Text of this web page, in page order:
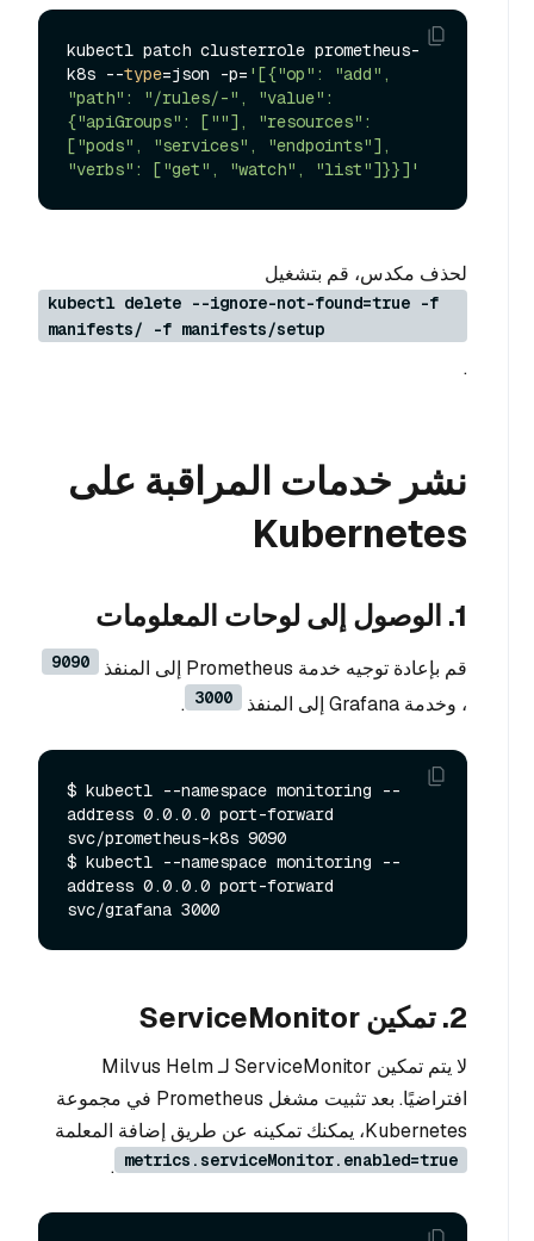
kubectl patch clusterrole prometheus-
k8s --type=json -p= '[{"op": "add",
"path": "/rules/-", "value":
{"apiGroups": [""], "resources":
["pods", "services", "endpoints"],
"verbs": ["get", "watch", "list"]}}]'
لحذف مكدس، قم بتشغيل
kubectl delete --ignore-not-found=true -f
manifests/ -f manifests/setup
.
نشر خدمات المراقبة على
Kubernetes
1. الوصول إلى لوحات المعلومات
قم بإعادة توجيه خدمة Prometheus إلى المنفذ 9090
، وخدمة Grafana إلى المنفذ 3000
.
$ kubectl --namespace monitoring --
address 0.0.0.0 port-forward
svc/prometheus-k8s 9090
$ kubectl --namespace monitoring --
address 0.0.0.0 port-forward
2. تمكين ServiceMonitor
لا يتم تمكين ServiceMonitor لـ Milvus Helm
افتراضيًا. بعد تثبيت مشغل Prometheus في مجموعة
Kubernetes، يمكنك تمكينه عن طريق إضافة المعلمة
metrics.serviceMonitor.enabled=true
.